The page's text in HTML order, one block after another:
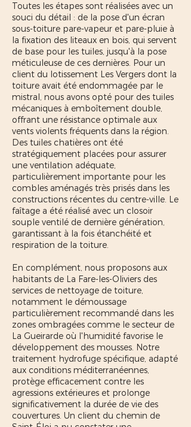
Toutes les étapes sont réalisées avec un
souci du détail : de la pose d'un écran
sous-toiture pare-vapeur et pare-pluie à
la fixation des liteaux en bois, qui servent
de base pour les tuiles, jusqu'à la pose
méticuleuse de ces dernières. Pour un
client du lotissement Les Vergers dont la
toiture avait été endommagée par le
mistral, nous avons opté pour des tuiles
mécaniques à emboîtement double,
offrant une résistance optimale aux
vents violents fréquents dans la région.
Des tuiles chatières ont été
stratégiquement placées pour assurer
une ventilation adéquate,
particulièrement importante pour les
combles aménagés très prisés dans les
constructions récentes du centre-ville. Le
faîtage a été réalisé avec un closoir
souple ventilé de dernière génération,
garantissant à la fois étanchéité et
respiration de la toiture.
En complément, nous proposons aux
habitants de La Fare-les-Oliviers des
services de nettoyage de toiture,
notamment le démoussage
particulièrement recommandé dans les
zones ombragées comme le secteur de
La Gueirarde où l'humidité favorise le
développement des mousses. Notre
traitement hydrofuge spécifique, adapté
aux conditions méditerranéennes,
protège efficacement contre les
agressions extérieures et prolonge
significativement la durée de vie des
couvertures. Un client du chemin de